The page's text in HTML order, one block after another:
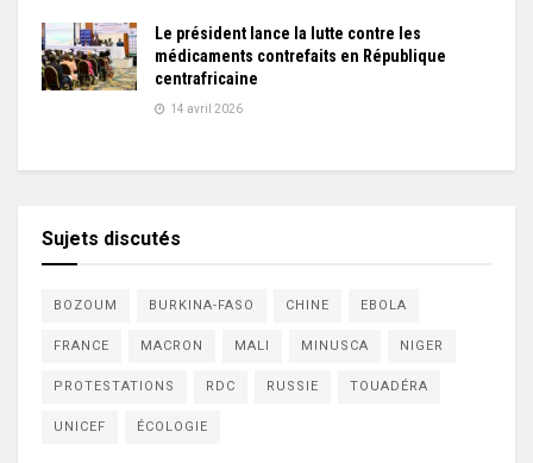
Le président lance la lutte contre les
médicaments contrefaits en République
centrafricaine
14 avril 2026
Sujets discutés
BOZOUM BURKINA-FASO CHINE EBOLA
FRANCE MACRON MALI MINUSCA NIGER
PROTESTATIONS RDC RUSSIE TOUADÉRA
UNICEF ÉCOLOGIE